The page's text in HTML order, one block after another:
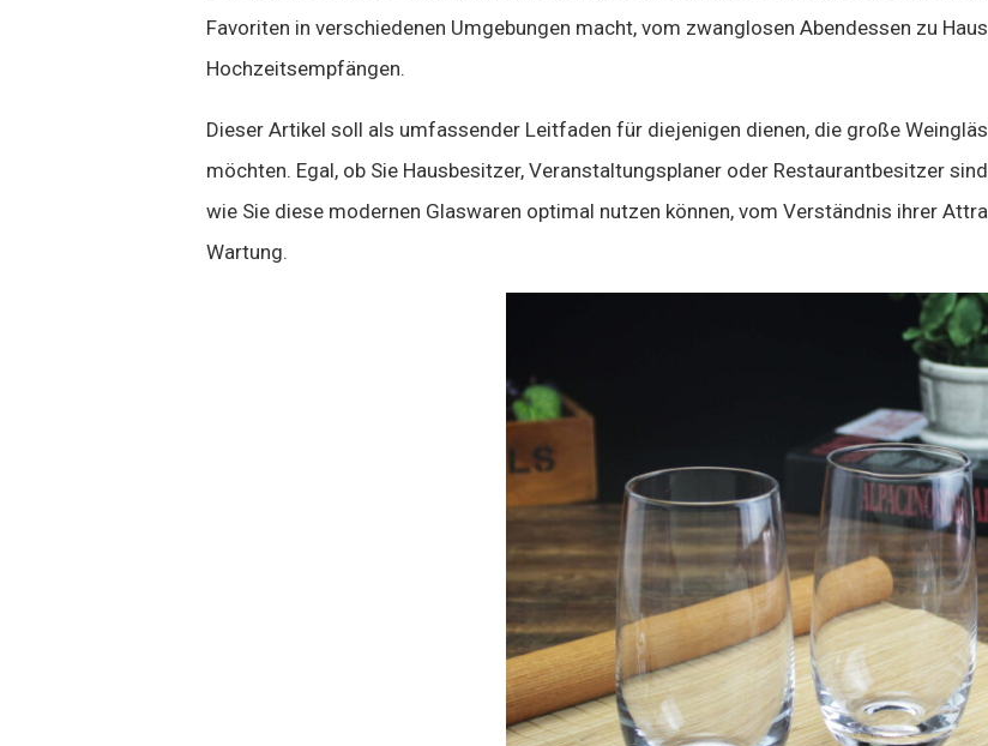
Favoriten in verschiedenen Umgebungen macht, vom zwanglosen Abendessen zu
Hochzeitsempfängen.
Dieser Artikel soll als umfassender Leitfaden für diejenigen dienen, die große
möchten. Egal, ob Sie Hausbesitzer, Veranstaltungsplaner oder Restaurantbesitzer
wie Sie diese modernen Glaswaren optimal nutzen können, vom Verständnis ihrer
Wartung.